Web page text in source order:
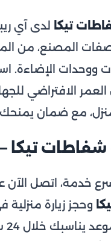
تيكا لدى آي
المصنع، من
ووحدات الإضاءة.
الافتراضي
مع ضمان
تيكا —
خدمة، اتصل الآن
وحجز زيارة